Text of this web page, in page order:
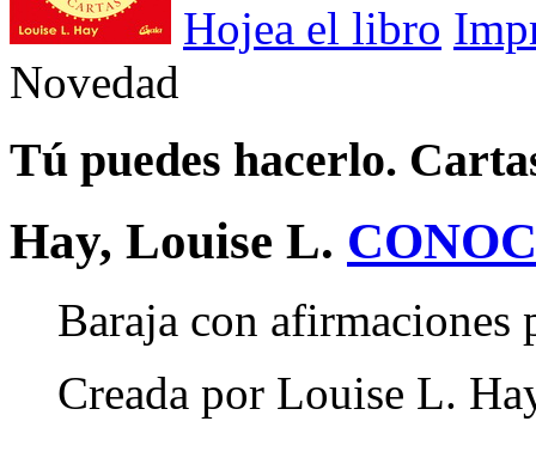
Hojea el libro
Novedad
Tú puedes hacerlo.
Hay, Louise L.
Baraja con afirmaciones
Creada por Louise L.